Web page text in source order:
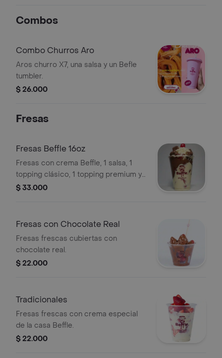
Combos
Combo Churros Aro
Aros churro X7, una salsa y un Befle
tumbler.
$ 26.000
Fresas
Fresas Beffle 16oz
Fresas con crema Beffle, 1 salsa, 1
topping clásico, 1 topping premium y
queso. Presentación de 16oz.
$ 33.000
Fresas con Chocolate Real
Fresas frescas cubiertas con
chocolate real.
$ 22.000
Tradicionales
Fresas frescas con crema especial
de la casa Beffle.
$ 22.000